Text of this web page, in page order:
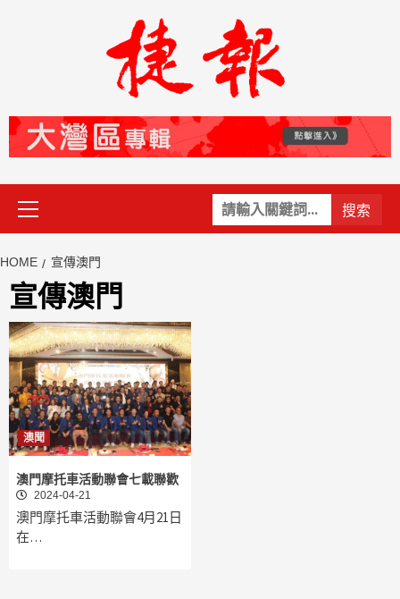
關
鍵
Primary
Menu
HOME 宣傳澳門
宣傳澳門
澳聞
澳門摩托車活動聯會七載聯歡
2024-04-21
澳門摩托車活動聯會4月21日
在…